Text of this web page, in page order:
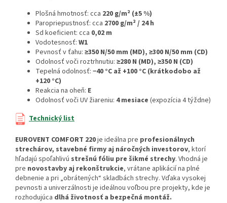
Plošná hmotnosť: cca 220 g/m² (±5 %)
Paropriepustnosť: cca 2700 g/m² / 24 h
Sd koeficient: cca 0,02 m
Vodotesnosť: W1
Pevnosť v ťahu: ≥350 N/50 mm (MD), ≥300 N/50 mm (CD)
Odolnosť voči roztrhnutiu: ≥280 N (MD), ≥350 N (CD)
Tepelná odolnosť: −40 °C až +100 °C (krátkodobo až
+120 °C)
Reakcia na oheň: E
Odolnosť voči UV žiareniu: 4 mesiace (expozícia 4 týždne)
Technický list
EUROVENT COMFORT 220je ideálna pre profesionálnych
strechárov, stavebné firmy aj náročných investorov, ktorí
hľadajú spoľahlivú strešnú fóliu pre šikmé strechy. Vhodná je
pre novostavby aj rekonštrukcie, vrátane aplikácií na plné
debnenie a pri „obrátených“ skladbách strechy. Vďaka vysokej
pevnosti a univerzálnosti je ideálnou voľbou pre projekty, kde je
rozhodujúca dlhá životnosť a bezpečná montáž.